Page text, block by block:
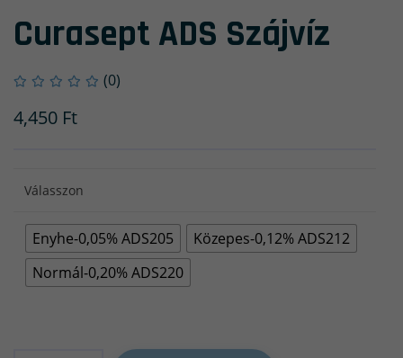
Curasept ADS Szájvíz
(0)
4,450 Ft
Válasszon
Enyhe-0,05% ADS205
Közepes-0,12% ADS212
Normál-0,20% ADS220